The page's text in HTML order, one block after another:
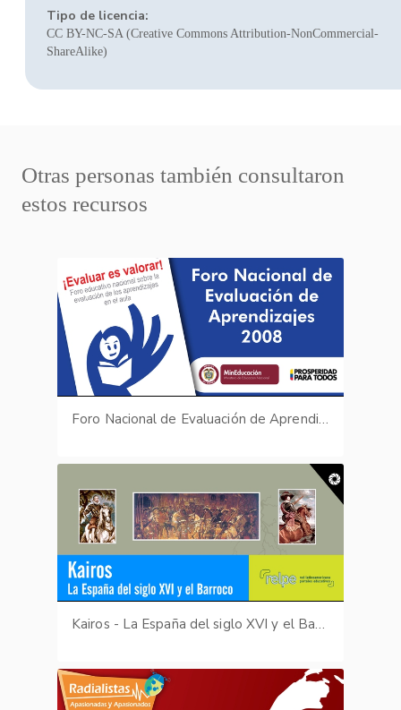
Tipo de licencia:
CC BY-NC-SA (Creative Commons Attribution-NonCommercial-
ShareAlike)
Otras personas también consultaron
estos recursos
Foro Nacional de Evaluación de Aprendizajes - 2008
Kairos - La España del siglo XVI y el Barroco